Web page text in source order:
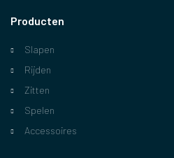
Producten
Slapen
Rijden
Zitten
Spelen
Accessoires